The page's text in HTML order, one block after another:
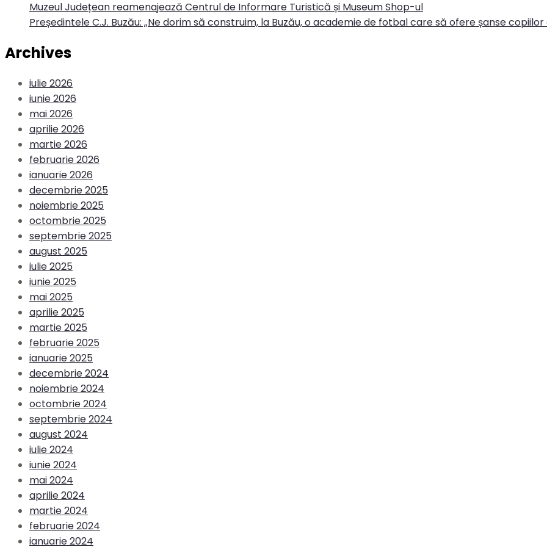
Muzeul Județean reamenajează Centrul de Informare Turistică și Museum Shop-ul
Președintele C.J. Buzău: „Ne dorim să construim, la Buzău, o academie de fotbal care să ofere șanse
Archives
iulie 2026
iunie 2026
mai 2026
aprilie 2026
martie 2026
februarie 2026
ianuarie 2026
decembrie 2025
noiembrie 2025
octombrie 2025
septembrie 2025
august 2025
iulie 2025
iunie 2025
mai 2025
aprilie 2025
martie 2025
februarie 2025
ianuarie 2025
decembrie 2024
noiembrie 2024
octombrie 2024
septembrie 2024
august 2024
iulie 2024
iunie 2024
mai 2024
aprilie 2024
martie 2024
februarie 2024
ianuarie 2024